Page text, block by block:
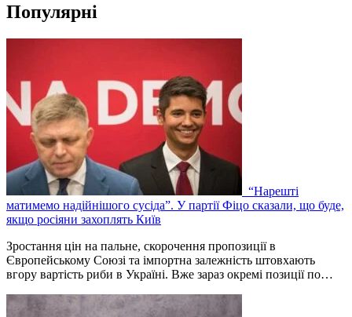
Популярні
“Нарешті
матимемо надійнішого сусіда”. У партії Фіцо сказали, що буде,
якщо росіяни захоплять Київ
Зростання цін на пальне, скорочення пропозиції в
Європейському Союзі та імпортна залежність штовхають
вгору вартість риби в Україні. Вже зараз окремі позиції по…